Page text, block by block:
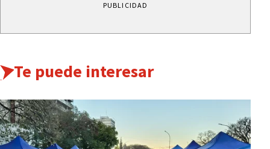
PUBLICIDAD
Te puede interesar